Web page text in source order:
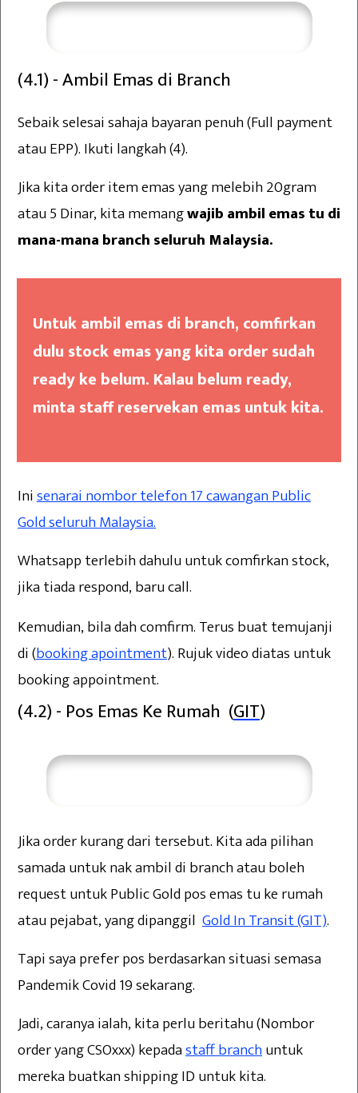
(4.1) - Ambil Emas di Branch
Sebaik selesai sahaja bayaran penuh (Full payment
atau EPP). Ikuti langkah (4).
Jika kita order item emas yang melebih 20gram
atau 5 Dinar, kita memangwajib ambil emas tu di
mana-mana branch seluruh Malaysia.
Untuk ambil emas di branch, comfirkan
dulu stock emas yang kita order sudah
ready ke belum. Kalau belum ready,
minta staff reservekan emas untuk kita.
Inisenarai nombor telefon 17 cawangan Public
Gold seluruh Malaysia.
Whatsapp terlebih dahulu untuk comfirkan stock,
jika tiada respond, baru call.
Kemudian, bila dah comfirm. Terus buat temujanji
di (booking apointment). Rujuk video diatas untuk
booking appointment.
(4.2) - Pos Emas Ke Rumah (GIT)
Jika order kurang dari tersebut. Kita ada pilihan
samada untuk nak ambil di branch atau boleh
request untuk Public Gold pos emas tu ke rumah
atau pejabat, yang dipanggil Gold In Transit (GIT).
Tapi saya prefer pos berdasarkan situasi semasa
Pandemik Covid 19 sekarang.
Jadi, caranya ialah, kita perlu beritahu (Nombor
order yang CSOxxx) kepadastaff branchuntuk
mereka buatkan shipping ID untuk kita.